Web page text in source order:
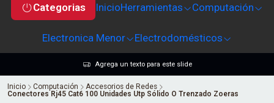
Categorias InicioHerramientas Computación
Electronica Menor Electrodomésticos
Agrega un texto para este slide
Inicio Computación
Accesorios de Redes
Conectores Rj45 Cat6 100 Unidades Utp Sólido O Trenzado Zoeras